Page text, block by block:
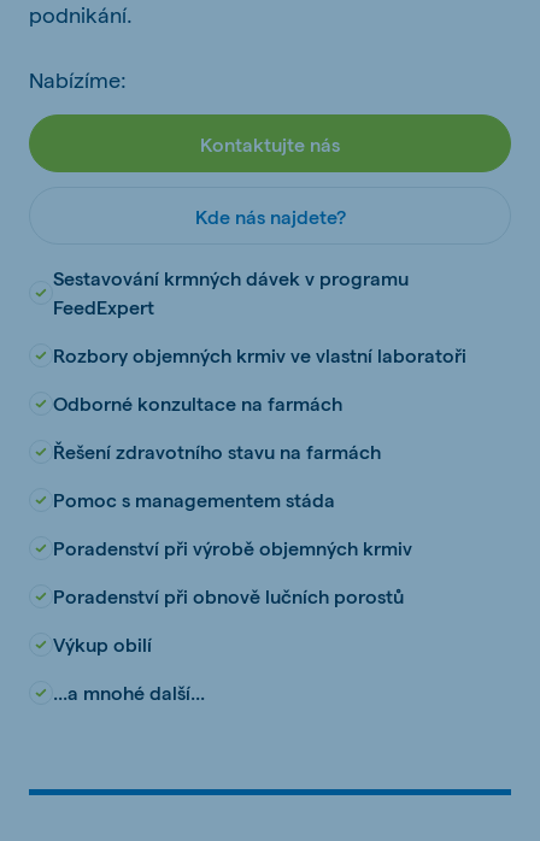
podnikání.
Nabízíme:
Kontaktujte nás
Kde nás najdete?
Sestavování krmných dávek v programu
FeedExpert
Rozbory objemných krmiv ve vlastní laboratoři
Odborné konzultace na farmách
Řešení zdravotního stavu na farmách
Pomoc s managementem stáda
Poradenství při výrobě objemných krmiv
Poradenství při obnově lučních porostů
Výkup obilí
...a mnohé další...